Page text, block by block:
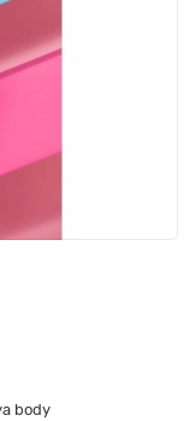
body